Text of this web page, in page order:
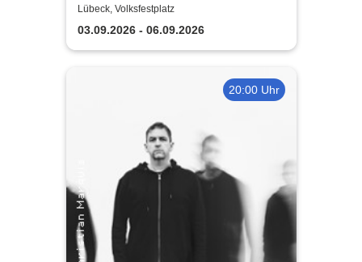
dem Wasser | Lübeck
Lübeck, Volksfestplatz
03.09.2026 - 06.09.2026
20:00 Uhr